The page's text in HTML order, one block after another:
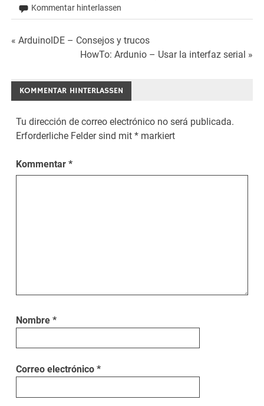
Kommentar hinterlassen
Beitrags-
« ArduinoIDE – Consejos y trucos
HowTo: Ardunio – Usar la interfaz serial »
KOMMENTAR HINTERLASSEN
Tu dirección de correo electrónico no será publicada.
Erforderliche Felder sind mit* markiert
Kommentar*
Nombre*
Correo electrónico*